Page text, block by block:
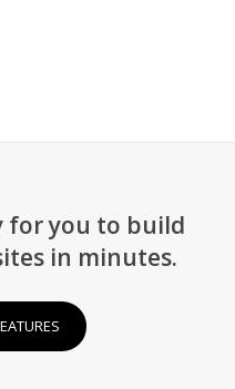
for you to build
in minutes.